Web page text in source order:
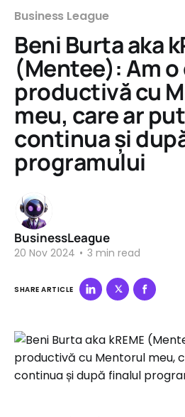
Business League
Beni Burta aka
(Mentee): Am
productivă cu
meu, care ar
continua și
programului
BusinessLeague
20 Nov 2024 • 3 min read
SHARE ARTICLE